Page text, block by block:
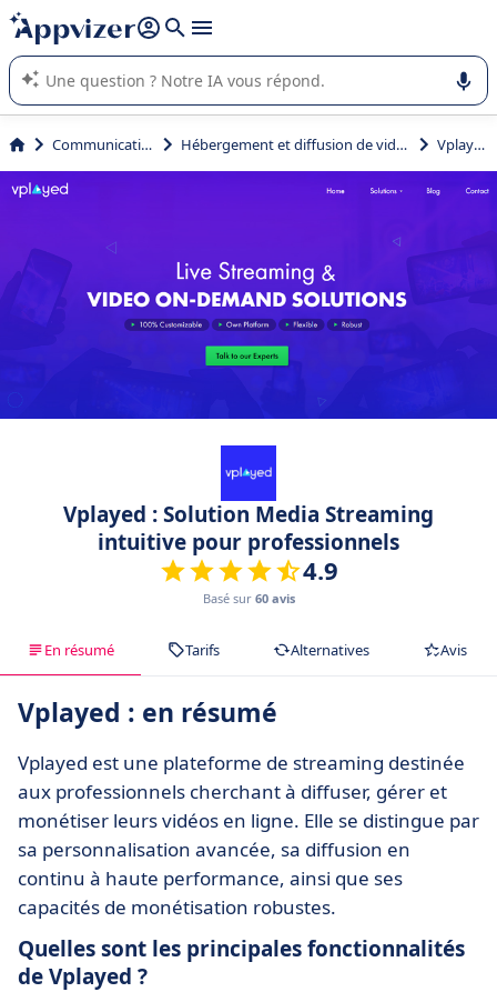
répondre (plusieurs lignes avec
L'IA de Appvizer vous guide dans l'utilisation ou la sélection de
logiciel SaaS en entreprise.
Communication Hébergement et diffusion de vidéos Vplayed
Vplayed : Solution Media Streaming
intuitive pour professionnels
4.9
Basé sur 60 avis
En résumé Tarifs Alternatives Avis
Vplayed : en résumé
Vplayed est une plateforme de streaming destinée
aux professionnels cherchant à diffuser, gérer et
monétiser leurs vidéos en ligne. Elle se distingue par
sa personnalisation avancée, sa diffusion en
continu à haute performance, ainsi que ses
capacités de monétisation robustes.
Quelles sont les principales fonctionnalités
de Vplayed ?